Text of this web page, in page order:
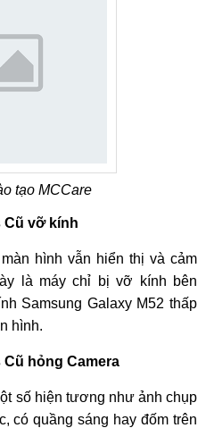
tạo MCCare
Cũ vỡ kính
hình vẫn hiển thị và cảm
là máy chỉ bị vỡ kính bên
Samsung Galaxy M52 thấp
hình.
Cũ hỏng Camera
số hiện tương như ảnh chụp
có quầng sáng hay đốm trên